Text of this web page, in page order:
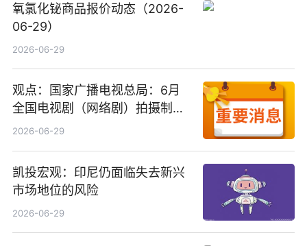
氧氯化铋商品报价动态（2026-
06-29）
2026-06-29
观点：国家广播电视总局：6月
全国电视剧（网络剧）拍摄制作
备案公示剧目197部
2026-06-29
凯投宏观：印尼仍面临失去新兴
市场地位的风险
2026-06-29